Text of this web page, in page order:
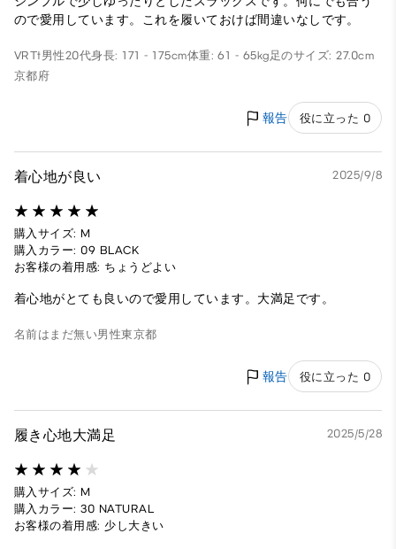
ので愛用しています。これを履いておけば間違いなしです。
VRTt男性20代身長: 171 - 175cm体重: 61 - 65kg足のサイズ: 27.0cm
京都府
報告 役に立った 0
着心地が良い 2025/9/8
購入サイズ: M
購入カラー: 09 BLACK
お客様の着用感: ちょうどよい
着心地がとても良いので愛用しています。大満足です。
名前はまだ無い男性東京都
報告 役に立った 0
履き心地大満足 2025/5/28
購入サイズ: M
購入カラー: 30 NATURAL
お客様の着用感: 少し大きい